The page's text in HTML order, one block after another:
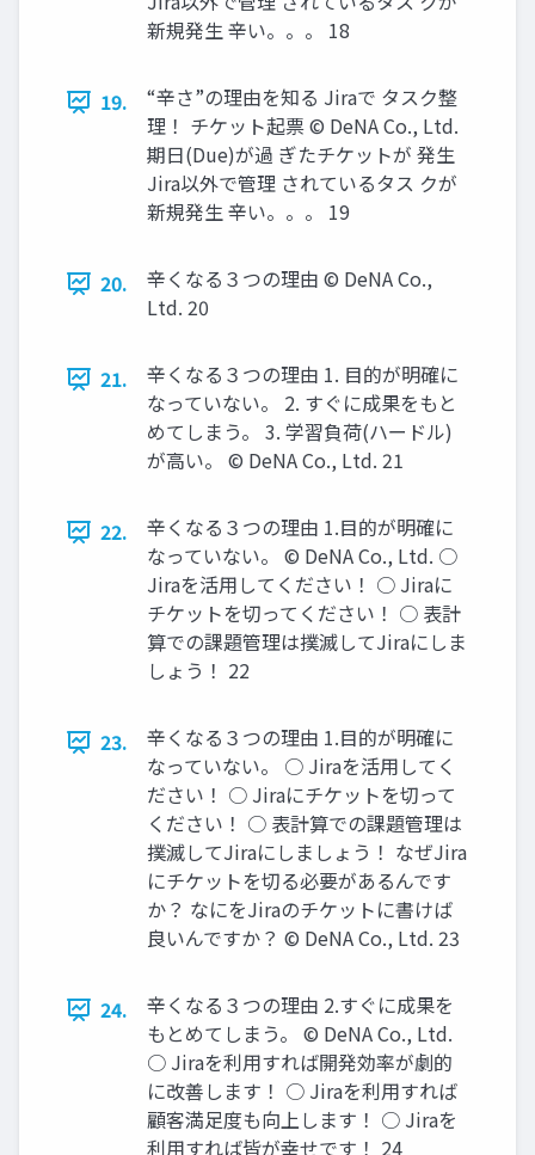
新規発生 辛い。。。 18
19.
“辛さ”の理由を知る Jiraで タスク整
理！ チケット起票 © DeNA Co., Ltd.
期日(Due)が過 ぎたチケットが 発生
Jira以外で管理 されているタス クが
新規発生 辛い。。。 19
20.
辛くなる３つの理由 © DeNA Co.,
Ltd. 20
21.
辛くなる３つの理由 1. 目的が明確に
なっていない。 2. すぐに成果をもと
めてしまう。 3. 学習負荷(ハードル)
が高い。 © DeNA Co., Ltd. 21
22.
辛くなる３つの理由 1.目的が明確に
なっていない。 © DeNA Co., Ltd. ○
Jiraを活用してください！ ○ Jiraに
チケットを切ってください！ ○ 表計
算での課題管理は撲滅してJiraにしま
しょう！ 22
23.
辛くなる３つの理由 1.目的が明確に
なっていない。 ○ Jiraを活用してく
ださい！ ○ Jiraにチケットを切って
ください！ ○ 表計算での課題管理は
撲滅してJiraにしましょう！ なぜJira
にチケットを切る必要があるんです
か？ なにをJiraのチケットに書けば
良いんですか？ © DeNA Co., Ltd. 23
24.
辛くなる３つの理由 2.すぐに成果を
もとめてしまう。 © DeNA Co., Ltd.
○ Jiraを利用すれば開発効率が劇的
に改善します！ ○ Jiraを利用すれば
顧客満足度も向上します！ ○ Jiraを
利用すれば皆が幸せです！ 24